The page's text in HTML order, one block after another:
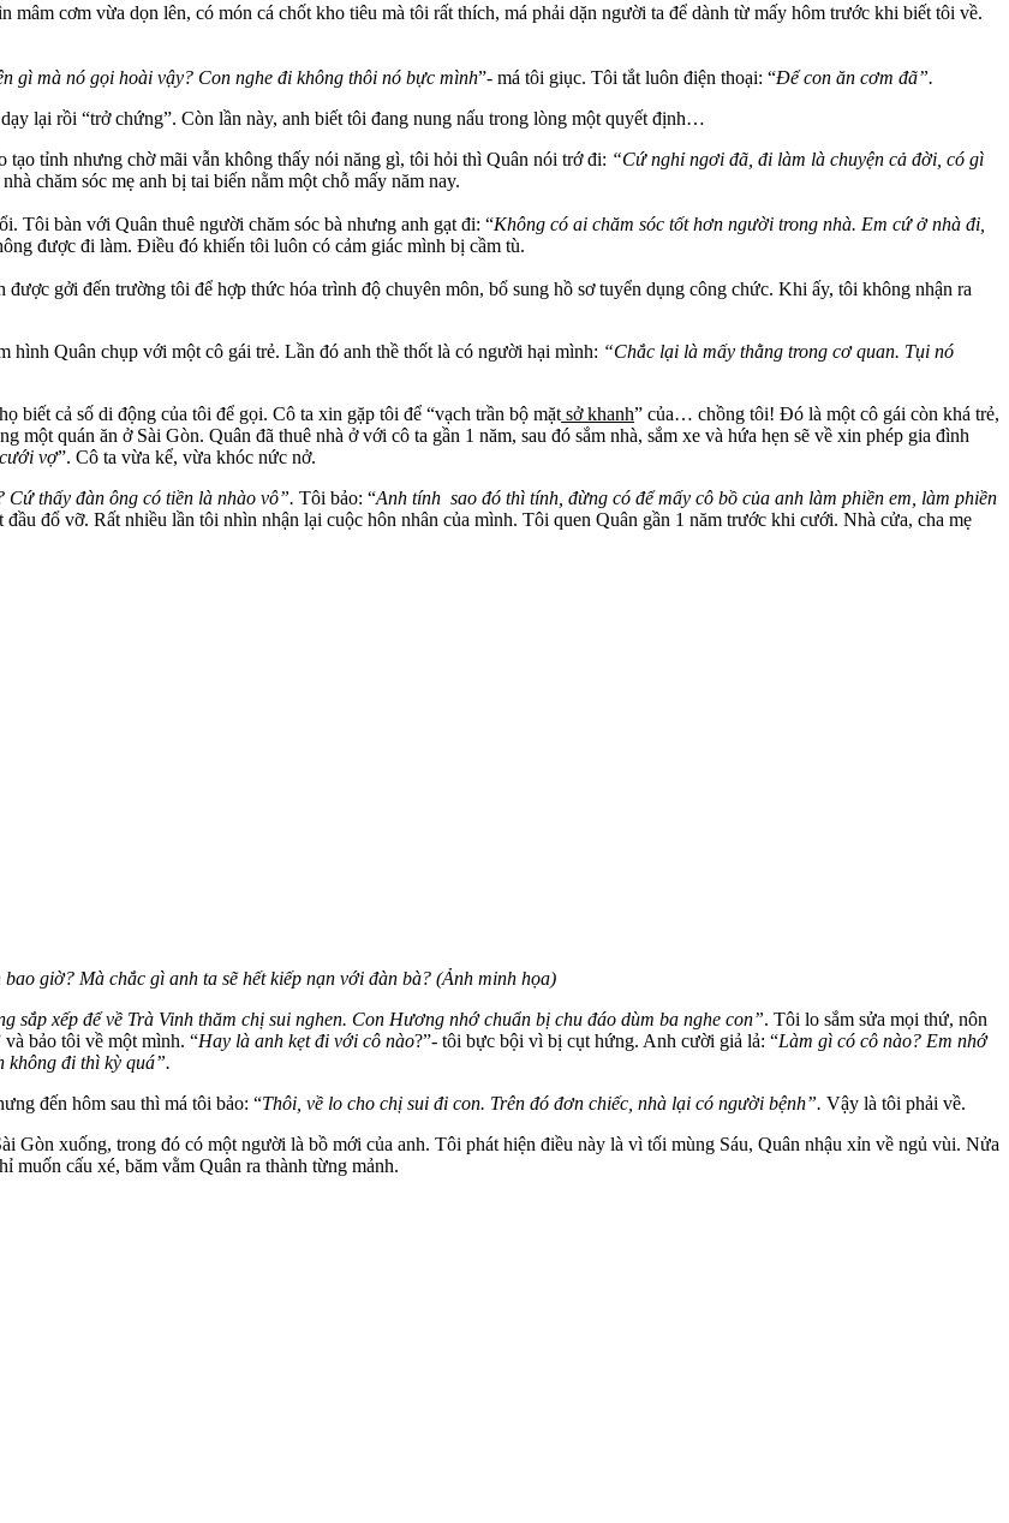
mâm cơm vừa dọn lên, có món cá chốt kho tiêu mà tôi rất thích, má phải dặn người ta để dành từ mấy hôm trước khi biết tôi về.
gì mà nó gọi hoài vậy? Con nghe đi không thôi nó bực mình”- má tôi giục. Tôi tắt luôn điện thoại: “Để con ăn cơm đã”.
lại rồi “trở chứng”. Còn lần này, anh biết tôi đang nung nấu trong lòng một quyết định…
tỉnh nhưng chờ mãi vẫn không thấy nói năng gì, tôi hỏi thì Quân nói trớ đi: “Cứ nghỉ ngơi đã, đi làm là chuyện cả đời, có gì
chăm sóc mẹ anh bị tai biến nằm một chỗ mấy năm nay.
Tôi bàn với Quân thuê người chăm sóc bà nhưng anh gạt đi: “Không có ai chăm sóc tốt hơn người trong nhà. Em cứ ở nhà đi,
được đi làm. Điều đó khiến tôi luôn có cảm giác mình bị cầm tù.
gởi đến trường tôi để hợp thức hóa trình độ chuyên môn, bổ sung hồ sơ tuyển dụng công chức. Khi ấy, tôi không nhận ra
Quân chụp với một cô gái trẻ. Lần đó anh thề thốt là có người hại mình: “Chắc lại là mấy thằng trong cơ quan. Tụi nó
biết cả số di động của tôi để gọi. Cô ta xin gặp tôi để “vạch trần bộ mặt sở khanh” của… chồng tôi! Đó là một cô gái còn khá trẻ,
quán ăn ở Sài Gòn. Quân đã thuê nhà ở với cô ta gần 1 năm, sau đó sắm nhà, sắm xe và hứa hẹn sẽ về xin phép gia đình
vợ”. Cô ta vừa kể, vừa khóc nức nở.
Cứ thấy đàn ông có tiền là nhào vô”. Tôi bảo: “Anh tính sao đó thì tính, đừng có để mấy cô bồ của anh làm phiền em, làm phiền
đổ vỡ. Rất nhiều lần tôi nhìn nhận lại cuộc hôn nhân của mình. Tôi quen Quân gần 1 năm trước khi cưới. Nhà cửa, cha mẹ
giờ? Mà chắc gì anh ta sẽ hết kiếp nạn với đàn bà? (Ảnh minh họa)
sắp xếp để về Trà Vinh thăm chị sui nghen. Con Hương nhớ chuẩn bị chu đáo dùm ba nghe con”. Tôi lo sắm sửa mọi thứ, nôn
bảo tôi về một mình. “Hay là anh kẹt đi với cô nào?”- tôi bực bội vì bị cụt hứng. Anh cười giả lả: “Làm gì có cô nào? Em nhớ
không đi thì kỳ quá”.
đến hôm sau thì má tôi bảo: “Thôi, về lo cho chị sui đi con. Trên đó đơn chiếc, nhà lại có người bệnh”. Vậy là tôi phải về.
Gòn xuống, trong đó có một người là bồ mới của anh. Tôi phát hiện điều này là vì tối mùng Sáu, Quân nhậu xỉn về ngủ vùi. Nửa
cấu xé, băm vằm Quân ra thành từng mảnh.